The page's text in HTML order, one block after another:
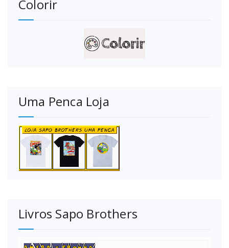
Colorir
Uma Penca Loja
Livros Sapo Brothers